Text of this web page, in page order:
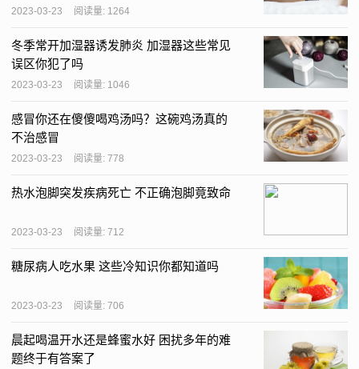
2023-03-23 阅读量: 1264
冬季常开加湿器诱发肺炎 加湿器这些常见
误区你犯了吗
2023-03-23 阅读量: 1046
感冒你还在傻傻喝鸡汤吗？这碗鸡汤真的
不治感冒
2023-03-23 阅读量: 778
热水泡脚突发疾病死亡 不正确泡脚竟致命
2023-03-23 阅读量: 712
糖尿病人吃水果 这些冷知识你都知道吗
2023-03-23 阅读量: 706
晨起喝温开水还是蜂蜜水好 困扰多年的难
题终于有答案了